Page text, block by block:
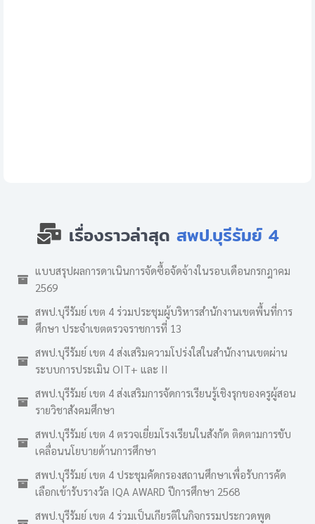
เรื่องราวล่าสุด สพป.บุรีรัมย์ 4
แบบสรุปผลการดาเนินการจัดซื้อจัดจ้างในรอบเดือนกรกฎาคม
2569
สพป.บุรีรัมย์ เขต 4 ร่วมประชุมผู้บริหารสำนักงานเขตพื้นที่การ
ศึกษา ประจำเขตตรวจราชการที่ 13
สพป.บุรีรัมย์ เขต 4 ส่งเสริมความโปร่งใสในสำนักงานเขตผ่าน
ระบบการประเมิน OIT+ และ II
สพป.บุรีรัมย์ เขต 4 ส่งเสริมการจัดการเรียนรู้เชิงรุกของครูผู้สอน
รายวิชาสังคมศึกษา
สพป.บุรีรัมย์ เขต 4 ตรวจเยี่ยมโรงเรียนในสังกัด ติดตามการขับ
เคลื่อนนโยบายด้านการศึกษา
สพป.บุรีรัมย์ เขต 4 ประชุมคัดกรองสถานศึกษาเพื่อรับการคัด
เลือกเข้ารับรางวัล IQA AWARD ปีการศึกษา 2568
สพป.บุรีรัมย์ เขต 4 ร่วมเป็นเกียรติในกิจกรรมประกวดพูด